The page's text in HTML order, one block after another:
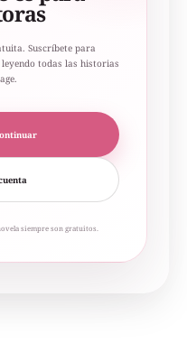
Suscríbete para
todas las historias
siempre son gratuitos.